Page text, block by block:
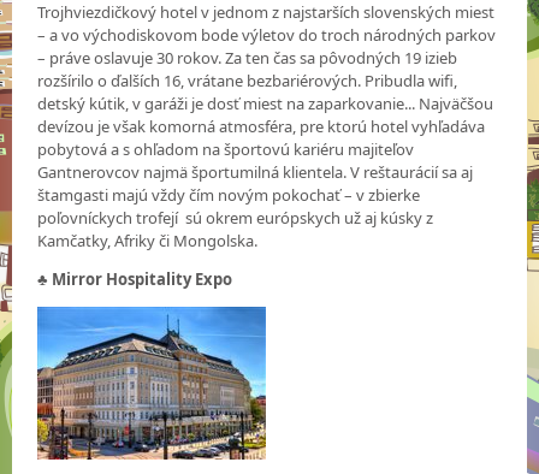
Trojhviezdičkový hotel v jednom z najstarších slovenských miest
– a vo východiskovom bode výletov do troch národných parkov
– práve oslavuje 30 rokov. Za ten čas sa pôvodných 19 izieb
rozšírilo o ďalších 16, vrátane bezbariérových. Pribudla wifi,
detský kútik, v garáži je dosť miest na zaparkovanie... Najväčšou
devízou je však komorná atmosféra, pre ktorú hotel vyhľadáva
pobytová a s ohľadom na športovú kariéru majiteľov
Gantnerovcov najmä športumilná klientela. V reštaurácií sa aj
štamgasti majú vždy čím novým pokochať – v zbierke
poľovníckych trofejí sú okrem európskych už aj kúsky z
Kamčatky, Afriky či Mongolska.
♣ Mirror Hospitality Expo